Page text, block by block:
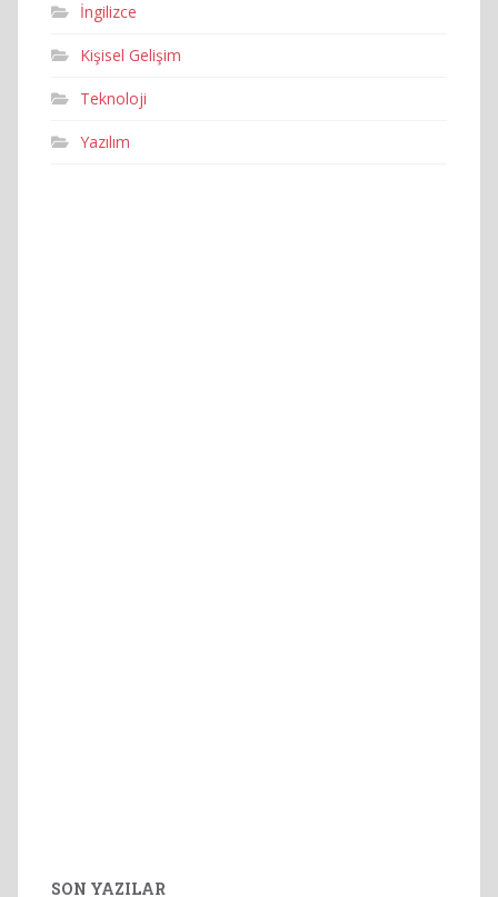
İngilizce
Kişisel Gelişim
Teknoloji
Yazılım
SON YAZILAR